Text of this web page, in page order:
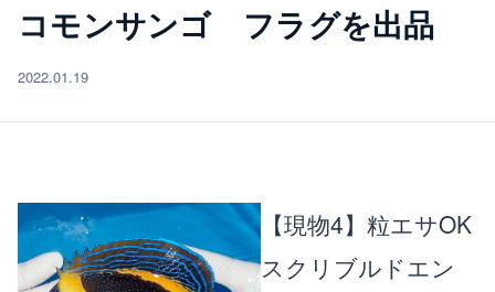
水
魚
FISH
飼育用品GEAR
水槽TANK
コモンサンゴ フラグを出品
2022.01.19
【現物4】粒エサOK
スクリブルドエン